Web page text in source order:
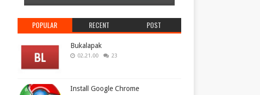
POPULAR RECENT POST
Bukalapak
02.21.00 23
Install Google Chrome